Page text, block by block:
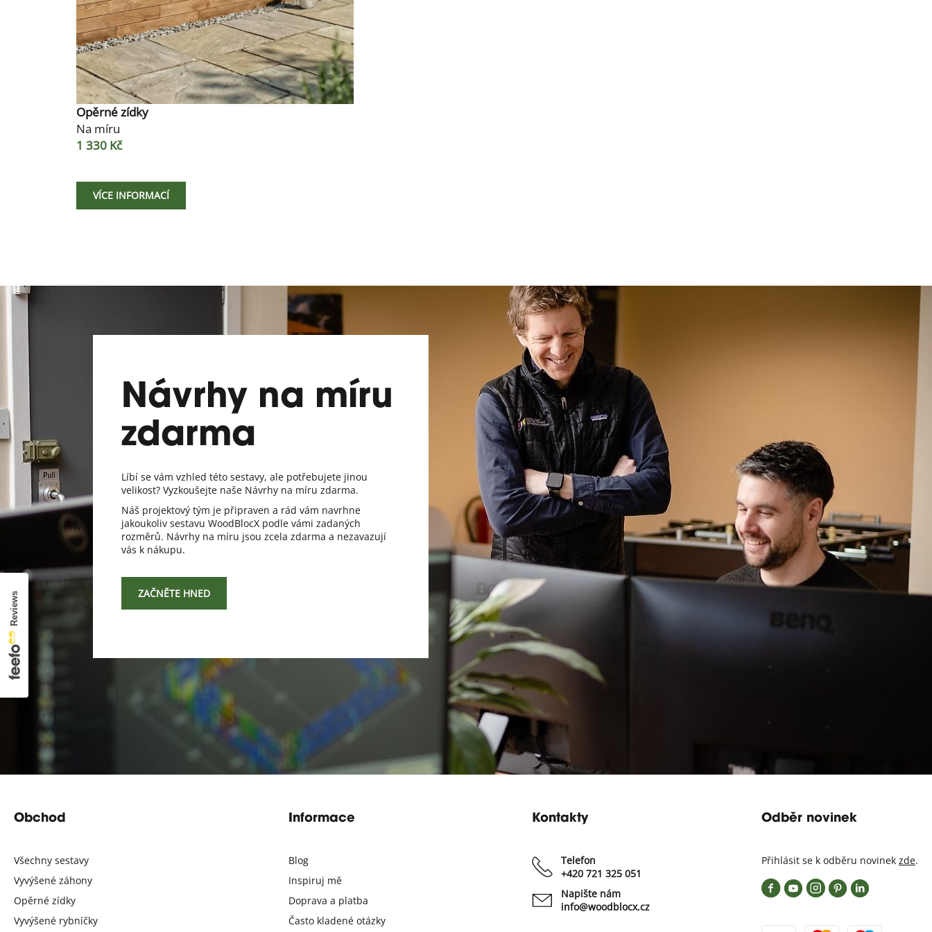
Opěrné zídky
Na míru
1 330 Kč
VÍCE INFORMACÍ
Návrhy na míru
zdarma
Líbí se vám vzhled této sestavy, ale potřebujete jinou
velikost? Vyzkoušejte naše Návrhy na míru zdarma.
Náš projektový tým je připraven a rád vám navrhne
jakoukoliv sestavu WoodBlocX podle vámi zadaných
rozměrů. Návrhy na míru jsou zcela zdarma a nezavazují
vás k nákupu.
ZAČNĚTE HNED
Obchod
Všechny sestavy
Vyvýšené záhony
Opěrné zídky
Vyvýšené rybníčky
Informace
Blog
Inspiruj mě
Doprava a platba
Často kladené otázky
Kontakty
Telefon
+420 721 325 051
Napište nám
info@woodblocx.cz
Odběr novinek
Přihlásit se k odběru novinek zde.